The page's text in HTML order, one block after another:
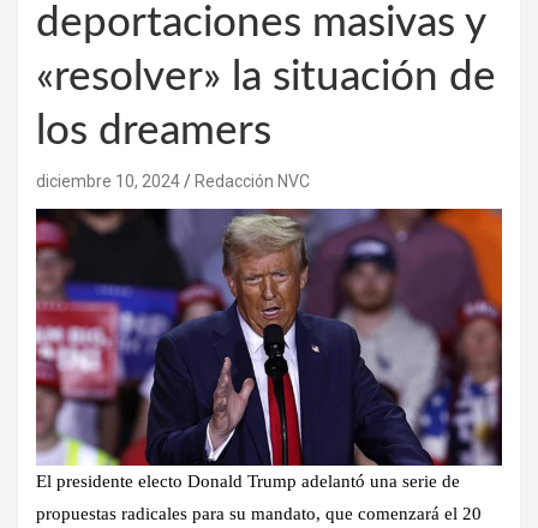
deportaciones masivas y
«resolver» la situación de
los dreamers
diciembre 10, 2024 Redacción NVC
El presidente electo Donald Trump adelantó una serie de
propuestas radicales para su mandato, que comenzará el 20